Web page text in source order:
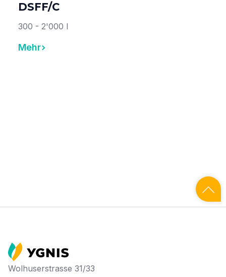
DSFF/C
300 - 2'000 l
Mehr
Wolhuserstrasse 31/33